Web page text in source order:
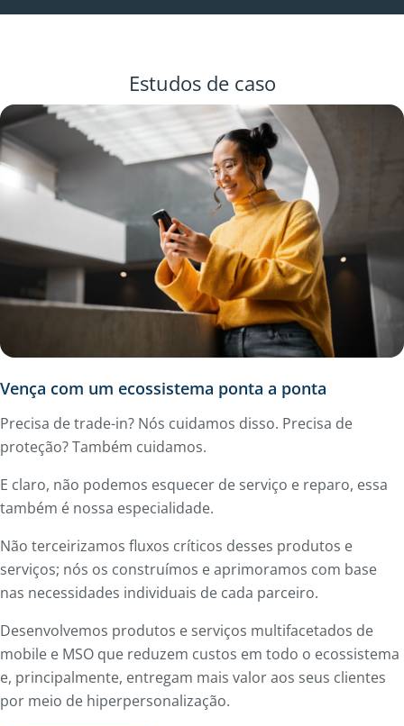
Estudos de caso
Vença com um ecossistema ponta a ponta
Precisa de trade-in? Nós cuidamos disso. Precisa de
proteção? Também cuidamos.
E claro, não podemos esquecer de serviço e reparo, essa
também é nossa especialidade.
Não terceirizamos fluxos críticos desses produtos e
serviços; nós os construímos e aprimoramos com base
nas necessidades individuais de cada parceiro.
Desenvolvemos produtos e serviços multifacetados de
mobile e MSO que reduzem custos em todo o ecossistema
e, principalmente, entregam mais valor aos seus clientes
por meio de hiperpersonalização.